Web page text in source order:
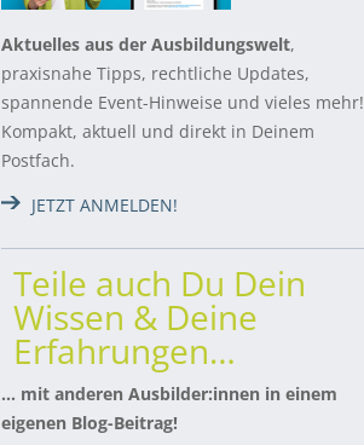
Aktuelles aus der Ausbildungswelt,
praxisnahe Tipps, rechtliche Updates,
spannende Event-Hinweise und vieles mehr!
Kompakt, aktuell und direkt in Deinem
Postfach.
JETZT ANMELDEN!
Teile auch Du Dein
Wissen & Deine
Erfahrungen…
… mit anderen Ausbilder:innen in einem
eigenen Blog-Beitrag!